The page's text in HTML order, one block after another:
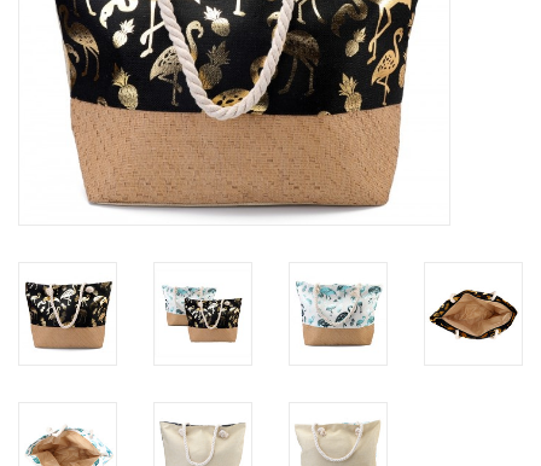
Haaraccesoires
Zonnebrillen
Fashion
Charmin*s
LIFESTYLE PRODUCTEN